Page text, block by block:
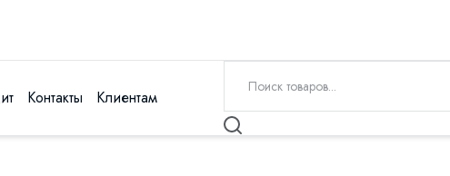
Контакты Клиентам